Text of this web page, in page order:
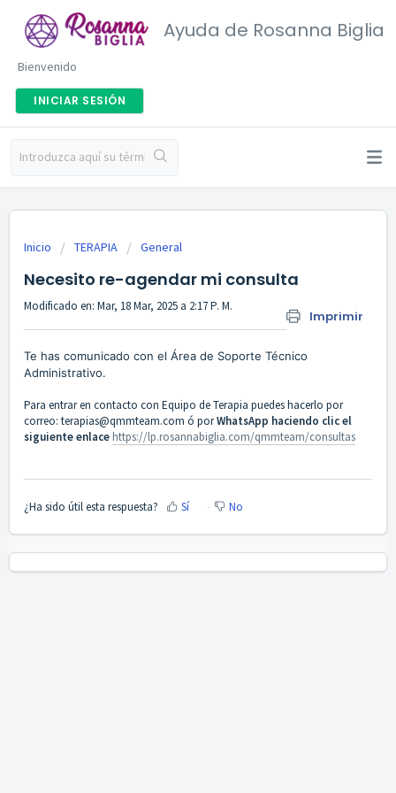
Ayuda de Rosanna Biglia
Bienvenido
INICIAR SESIÓN
Inicio TERAPIA General
Necesito re-agendar mi consulta
Imprimir
Modificado en: Mar, 18 Mar, 2025 a 2:17 P. M.
Te has comunicado con el Área de Soporte Técnico
Administrativo.
Para entrar en contacto con Equipo de Terapia puedes hacerlo por
correo: terapias@qmmteam.com ó porWhatsApp haciendo clic el
siguiente enlace https://lp.rosannabiglia.com/qmmteam/consultas
¿Ha sido útil esta respuesta? Sí No